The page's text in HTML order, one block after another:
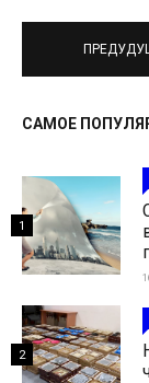
САМОЕ
1
2